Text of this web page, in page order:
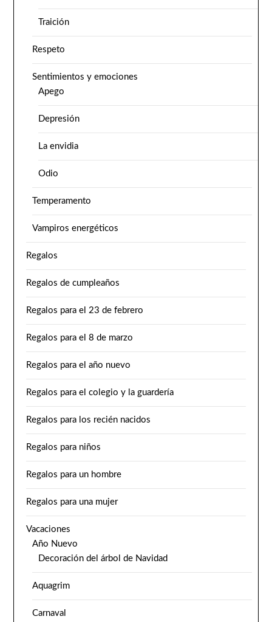
Traición
Respeto
Sentimientos y emociones
Apego
Depresión
La envidia
Odio
Temperamento
Vampiros energéticos
Regalos
Regalos de cumpleaños
Regalos para el 23 de febrero
Regalos para el 8 de marzo
Regalos para el año nuevo
Regalos para el colegio y la guardería
Regalos para los recién nacidos
Regalos para niños
Regalos para un hombre
Regalos para una mujer
Vacaciones
Año Nuevo
Decoración del árbol de Navidad
Aquagrim
Carnaval